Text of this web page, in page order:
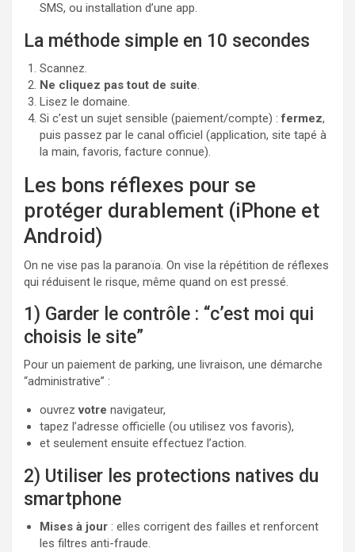
SMS, ou installation d’une app.
La méthode simple en 10 secondes
Scannez.
Ne cliquez pas tout de suite.
Lisez le domaine.
Si c’est un sujet sensible (paiement/compte) :fermez,
puis passez par le canal officiel (application, site tapé à
la main, favoris, facture connue).
Les bons réflexes pour se
protéger durablement (iPhone et
Android)
On ne vise pas la paranoïa. On vise la répétition de réflexes
qui réduisent le risque, même quand on est pressé.
1) Garder le contrôle : “c’est moi qui
choisis le site”
Pour un paiement de parking, une livraison, une démarche
“administrative” :
ouvrezvotre navigateur,
tapez l’adresse officielle (ou utilisez vos favoris),
et seulement ensuite effectuez l’action.
2) Utiliser les protections natives du
smartphone
Mises à jour : elles corrigent des failles et renforcent
les filtres anti-fraude.